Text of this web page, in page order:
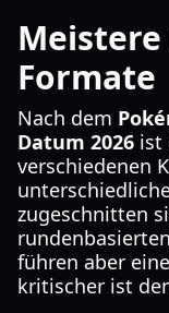
Formate
Nach dem
Datum 2026 ist
verschiedenen
zugeschnitten
führen aber
kritischer ist